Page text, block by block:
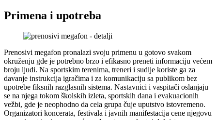
Primena i upotreba
Prenosivi megafon pronalazi svoju primenu u gotovo svakom
okruženju gde je potrebno brzo i efikasno preneti informaciju većem
broju ljudi. Na sportskim terenima, treneri i sudije koriste ga za
davanje instrukcija igračima i za komunikaciju sa publikom bez
upotrebe fiksnih razglasnih sistema. Nastavnici i vaspitači oslanjaju
se na njega tokom školskih izleta, sportskih dana i evakuacionih
vežbi, gde je neophodno da cela grupa čuje uputstvo istovremeno.
Organizatori koncerata, festivala i javnih manifestacija cene njegovu